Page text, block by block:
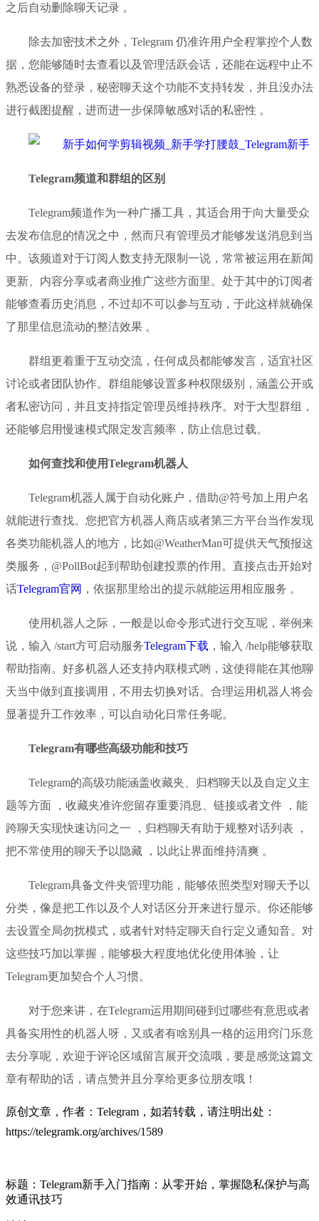
之后自动删除聊天记录 。
除去加密技术之外，Telegram 仍准许用户全程掌控个人数
据，您能够随时去查看以及管理活跃会话，还能在远程中止不
熟悉设备的登录，秘密聊天这个功能不支持转发，并且没办法
进行截图提醒，进而进一步保障敏感对话的私密性 。
Telegram频道和群组的区别
Telegram频道作为一种广播工具，其适合用于向大量受众
去发布信息的情况之中，然而只有管理员才能够发送消息到当
中。该频道对于订阅人数支持无限制一说，常常被运用在新闻
更新、内容分享或者商业推广这些方面里。处于其中的订阅者
能够查看历史消息，不过却不可以参与互动，于此这样就确保
了那里信息流动的整洁效果 。
群组更着重于互动交流，任何成员都能够发言，适宜社区
讨论或者团队协作。群组能够设置多种权限级别，涵盖公开或
者私密访问，并且支持指定管理员维持秩序。对于大型群组，
还能够启用慢速模式限定发言频率，防止信息过载。
如何查找和使用Telegram机器人
Telegram机器人属于自动化账户，借助@符号加上用户名
就能进行查找。您把官方机器人商店或者第三方平台当作发现
各类功能机器人的地方，比如@WeatherMan可提供天气预报这
类服务，@PollBot起到帮助创建投票的作用。直接点击开始对
话Telegram官网 ，依据那里给出的提示就能运用相应服务 。
使用机器人之际，一般是以命令形式进行交互呢，举例来
说，输入 /start方可启动服务Telegram下载 ，输入 /help能够获取
帮助指南。好多机器人还支持内联模式哟，这使得能在其他聊
天当中做到直接调用，不用去切换对话。合理运用机器人将会
显著提升工作效率，可以自动化日常任务呢。
Telegram有哪些高级功能和技巧
Telegram的高级功能涵盖收藏夹、归档聊天以及自定义主
题等方面 ，收藏夹准许您留存重要消息、链接或者文件 ，能
跨聊天实现快速访问之一 ，归档聊天有助于规整对话列表 ，
把不常使用的聊天予以隐藏 ，以此让界面维持清爽 。
Telegram具备文件夹管理功能，能够依照类型对聊天予以
分类，像是把工作以及个人对话区分开来进行显示。你还能够
去设置全局勿扰模式，或者针对特定聊天自行定义通知音。对
这些技巧加以掌握，能够极大程度地优化使用体验，让
Telegram更加契合个人习惯。
对于您来讲，在Telegram运用期间碰到过哪些有意思或者
具备实用性的机器人呀，又或者有啥别具一格的运用窍门乐意
去分享呢，欢迎于评论区域留言展开交流哦，要是感觉这篇文
章有帮助的话，请点赞并且分享给更多位朋友哦！
原创文章，作者：Telegram，如若转载，请注明出处：
https://telegramk.org/archives/1589
标题：Telegram新手入门指南：从零开始，掌握隐私保护与高
效通讯技巧